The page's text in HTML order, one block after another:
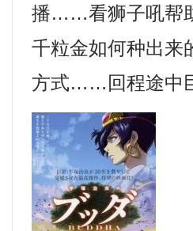
播……看狮子吼帮
千粒金如何种出来
方式……回程途中